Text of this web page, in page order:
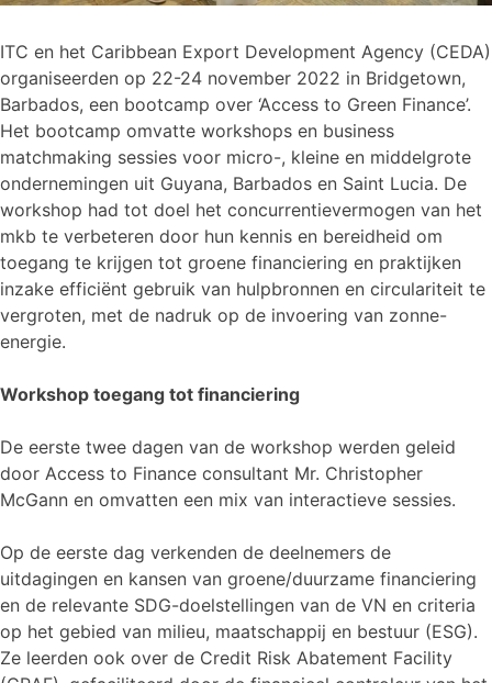
ITC en het Caribbean Export Development Agency (CEDA)
organiseerden op 22-24 november 2022 in Bridgetown,
Barbados, een bootcamp over ‘Access to Green Finance’.
Het bootcamp omvatte workshops en business
matchmaking sessies voor micro-, kleine en middelgrote
ondernemingen uit Guyana, Barbados en Saint Lucia. De
workshop had tot doel het concurrentievermogen van het
mkb te verbeteren door hun kennis en bereidheid om
toegang te krijgen tot groene financiering en praktijken
inzake efficiënt gebruik van hulpbronnen en circulariteit te
vergroten, met de nadruk op de invoering van zonne-
energie.
Workshop toegang tot financiering
De eerste twee dagen van de workshop werden geleid
door Access to Finance consultant Mr. Christopher
McGann en omvatten een mix van interactieve sessies.
Op de eerste dag verkenden de deelnemers de
uitdagingen en kansen van groene/duurzame financiering
en de relevante SDG-doelstellingen van de VN en criteria
op het gebied van milieu, maatschappij en bestuur (ESG).
Ze leerden ook over de Credit Risk Abatement Facility